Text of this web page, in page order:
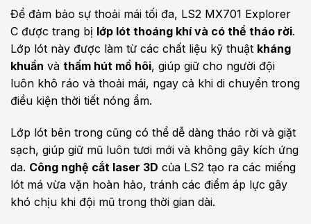
Để đảm bảo sự thoải mái tối đa, LS2 MX701 Explorer
C được trang bị lớp lót thoáng khí và có thể tháo rời.
Lớp lót này được làm từ các chất liệu kỹ thuật kháng
khuẩn và thấm hút mồ hôi, giúp giữ cho người đội
luôn khô ráo và thoải mái, ngay cả khi di chuyển trong
điều kiện thời tiết nóng ẩm.
Lớp lót bên trong cũng có thể dễ dàng tháo rời và giặt
sạch, giúp giữ mũ luôn tươi mới và không gây kích ứng
da. Công nghệ cắt laser 3D của LS2 tạo ra các miếng
lót má vừa vặn hoàn hảo, tránh các điểm áp lực gây
khó chịu khi đội mũ trong thời gian dài.